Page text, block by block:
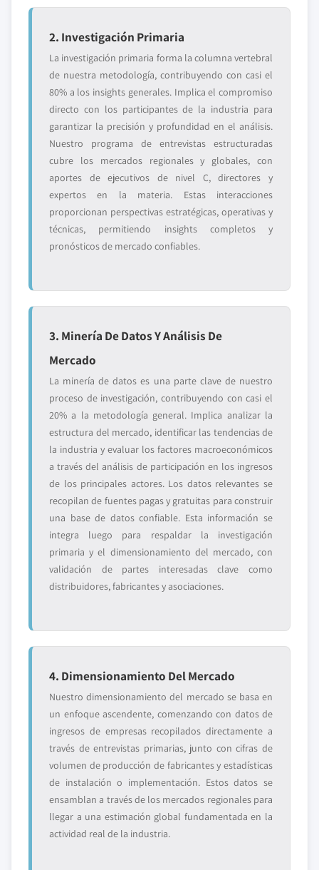
2. Investigación Primaria
La investigación primaria forma la columna vertebral
de nuestra metodología, contribuyendo con casi el
80% a los insights generales. Implica el compromiso
directo con los participantes de la industria para
garantizar la precisión y profundidad en el análisis.
Nuestro programa de entrevistas estructuradas
cubre los mercados regionales y globales, con
aportes de ejecutivos de nivel C, directores y
expertos en la materia. Estas interacciones
proporcionan perspectivas estratégicas, operativas y
técnicas, permitiendo insights completos y
pronósticos de mercado confiables.
3. Minería De Datos Y Análisis De
Mercado
La minería de datos es una parte clave de nuestro
proceso de investigación, contribuyendo con casi el
20% a la metodología general. Implica analizar la
estructura del mercado, identificar las tendencias de
la industria y evaluar los factores macroeconómicos
a través del análisis de participación en los ingresos
de los principales actores. Los datos relevantes se
recopilan de fuentes pagas y gratuitas para construir
una base de datos confiable. Esta información se
integra luego para respaldar la investigación
primaria y el dimensionamiento del mercado, con
validación de partes interesadas clave como
distribuidores, fabricantes y asociaciones.
4. Dimensionamiento Del Mercado
Nuestro dimensionamiento del mercado se basa en
un enfoque ascendente, comenzando con datos de
ingresos de empresas recopilados directamente a
través de entrevistas primarias, junto con cifras de
volumen de producción de fabricantes y estadísticas
de instalación o implementación. Estos datos se
ensamblan a través de los mercados regionales para
llegar a una estimación global fundamentada en la
actividad real de la industria.